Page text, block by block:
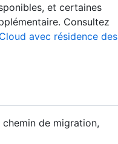
et certaines
Consultez
avec résidence des
de migration,